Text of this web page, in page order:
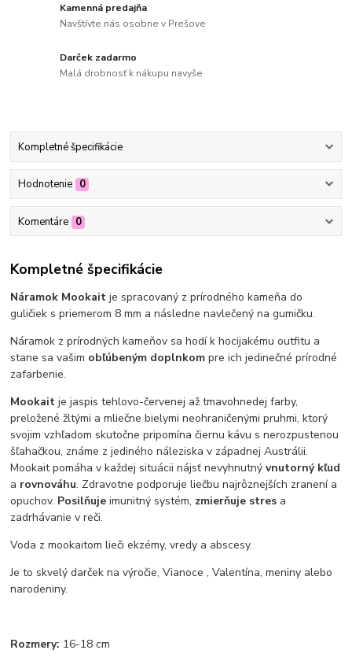
Kamenná predajňa
Navštívte nás osobne v Prešove
Darček zadarmo
Malá drobnosť k nákupu navyše
Kompletné špecifikácie
Hodnotenie 0
Komentáre 0
Kompletné špecifikácie
Náramok Mookaitje spracovaný z prírodného kameňa do
guličiek s priemerom 8 mm a následne navlečený na gumičku.
Náramok z prírodných kameňov sa hodí k hocijakému outfitu a
stane sa vašim obľúbeným doplnkom pre ich jedinečné prírodné
zafarbenie.
Mookaitje jaspis tehlovo-červenej až tmavohnedej farby,
preložené žltými a mliečne bielymi neohraničenými pruhmi, ktorý
svojim vzhľadom skutočne pripomína čiernu kávu s nerozpustenou
šľahačkou, známe z jediného náleziska v západnej Austrálii.
Mookait pomáha v každej situácii nájsť nevyhnutnývnutorný kľud
a rovnováhu. Zdravotne podporuje liečbu najrôznejších zranení a
opuchov. Posilňujeimunitný systém, zmierňuje stres a
zadrhávanie v reči.
Voda z mookaitom lieči ekzémy, vredy a abscesy.
Je to skvelý darček na výročie, Vianoce , Valentína, meniny alebo
narodeniny.
Rozmery: 16-18 cm